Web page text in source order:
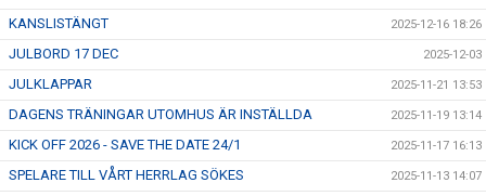
KANSLISTÄNGT 2025-12-16 18:26
JULBORD 17 DEC 2025-12-03
JULKLAPPAR 2025-11-21 13:53
DAGENS TRÄNINGAR UTOMHUS ÄR INSTÄLLDA 2025-11-19 13:14
KICK OFF 2026 - SAVE THE DATE 24/1 2025-11-17 16:13
SPELARE TILL VÅRT HERRLAG SÖKES 2025-11-13 14:07